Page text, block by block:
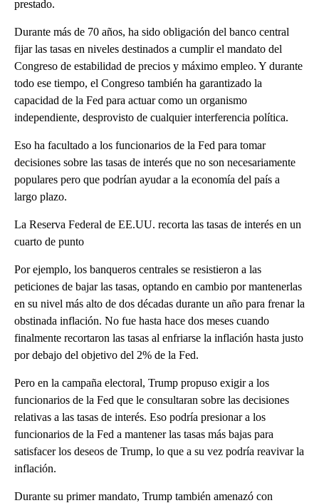
prestado.
Durante más de 70 años, ha sido obligación del banco central
fijar las tasas en niveles destinados a cumplir el mandato del
Congreso de estabilidad de precios y máximo empleo. Y durante
todo ese tiempo, el Congreso también ha garantizado la
capacidad de la Fed para actuar como un organismo
independiente, desprovisto de cualquier interferencia política.
Eso ha facultado a los funcionarios de la Fed para tomar
decisiones sobre las tasas de interés que no son necesariamente
populares pero que podrían ayudar a la economía del país a
largo plazo.
La Reserva Federal de EE.UU. recorta las tasas de interés en un
cuarto de punto
Por ejemplo, los banqueros centrales se resistieron a las
peticiones de bajar las tasas, optando en cambio por mantenerlas
en su nivel más alto de dos décadas durante un año para frenar la
obstinada inflación. No fue hasta hace dos meses cuando
finalmente recortaron las tasas al enfriarse la inflación hasta justo
por debajo del objetivo del 2% de la Fed.
Pero en la campaña electoral, Trump propuso exigir a los
funcionarios de la Fed que le consultaran sobre las decisiones
relativas a las tasas de interés. Eso podría presionar a los
funcionarios de la Fed a mantener las tasas más bajas para
satisfacer los deseos de Trump, lo que a su vez podría reavivar la
inflación.
Durante su primer mandato, Trump también amenazó con